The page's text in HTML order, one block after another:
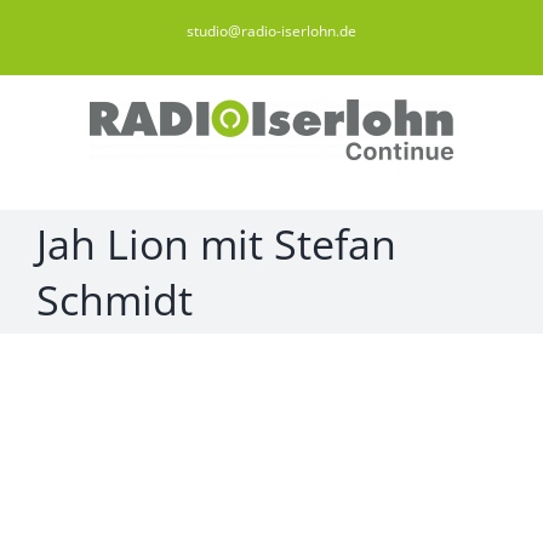
springen
studio@radio-iserlohn.de
Jah Lion mit Stefan
Schmidt